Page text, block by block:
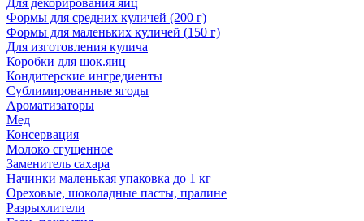
Для декорирования яиц
Формы для средних куличей (200 г)
Формы для маленьких куличей (150 г)
Для изготовления кулича
Коробки для шок.яиц
Кондитерские ингредиенты
Сублимированные ягоды
Ароматизаторы
Мед
Консервация
Молоко сгущенное
Заменитель сахара
Начинки маленькая упаковка до 1 кг
Ореховые, шоколадные пасты, пралине
Разрыхлители